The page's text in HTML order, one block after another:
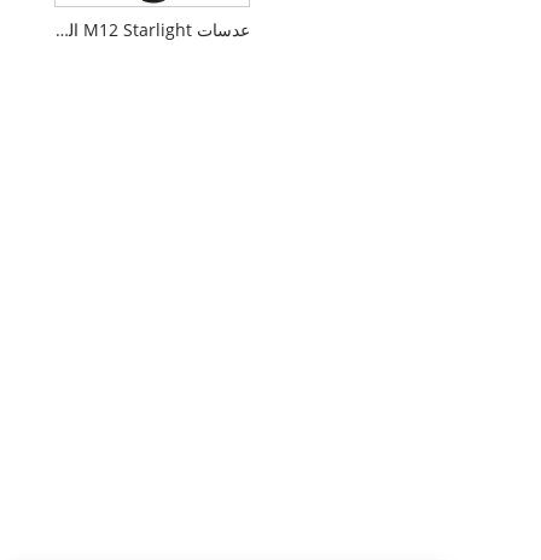
عدسات M12 Starlight القياسية مقاس 4 مم